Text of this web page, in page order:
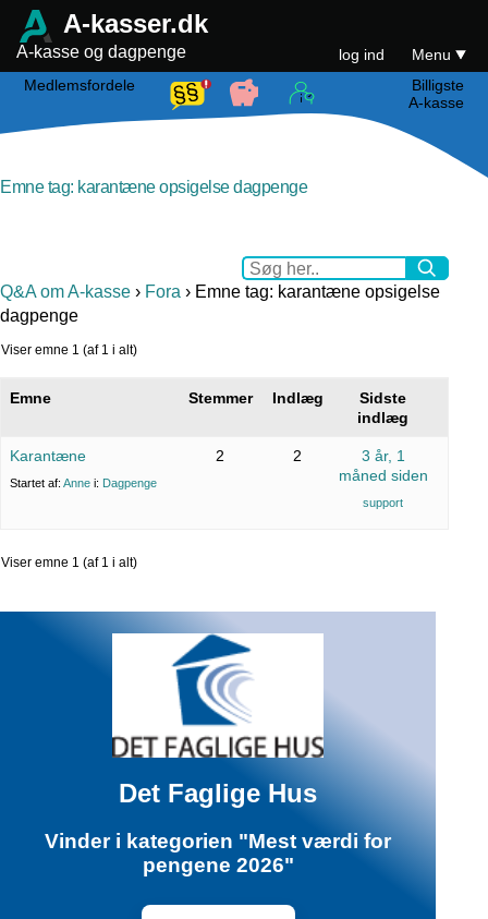
A-kasser.dk
A-kasse og dagpenge log ind
Menu
Medlemsfordele
Billigste
A-kasse
Emne tag: karantæne opsigelse dagpenge
Q&A om A-kasse › Fora › Emne tag: karantæne opsigelse
dagpenge
Viser emne 1 (af 1 i alt)
Emne Stemmer Indlæg
Sidste
indlæg
Karantæne
Startet af: Anne i: Dagpenge
2 2
3 år, 1
måned siden
support
Viser emne 1 (af 1 i alt)
Det Faglige Hus
Vinder i kategorien "Mest værdi for
pengene 2026"